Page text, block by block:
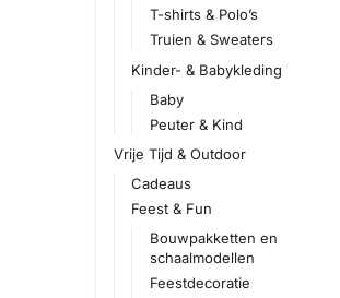
T-shirts & Polo’s
Truien & Sweaters
Kinder- & Babykleding
Baby
Peuter & Kind
Vrije Tijd & Outdoor
Cadeaus
Feest & Fun
Bouwpakketten en
schaalmodellen
Feestdecoratie